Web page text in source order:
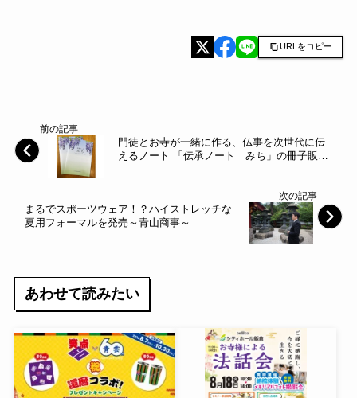
URLをコピー
前の記事
門徒とお寺が一緒に作る、仏事を次世代に伝
えるノート 「伝承ノート みち」の冊子販売
次の記事
まるでスポーツウェア！？ハイストレッチな
夏用フォーマルを発売～青山商事～
あわせて読みたい